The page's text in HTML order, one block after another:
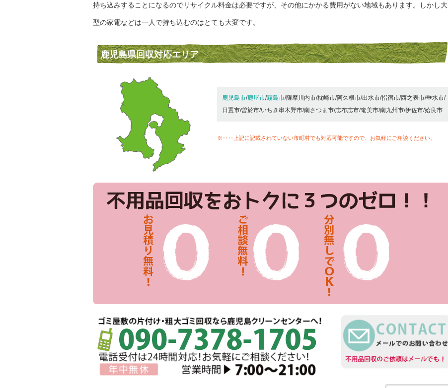
持ち込みすることになるのでリサイクル料金は必要ですが、その他にかかる費用がない地域もあります。しかし大
型の家電などは一人で持ち込むのはとても大変です。
鹿児島県回収対応エリア
鹿児島市/鹿屋市/霧島市/薩摩川内市/枕崎市/阿久根市/出水市/指宿市/西之表市/垂水市/
日置市/曽於市/いちき串木野市/南さつま市/志布志市/奄美市/南九州市/伊佐市/姶良市
※‥‥上記に記載されていない市町村でも対応可能ですので、お気軽にご相談ください。